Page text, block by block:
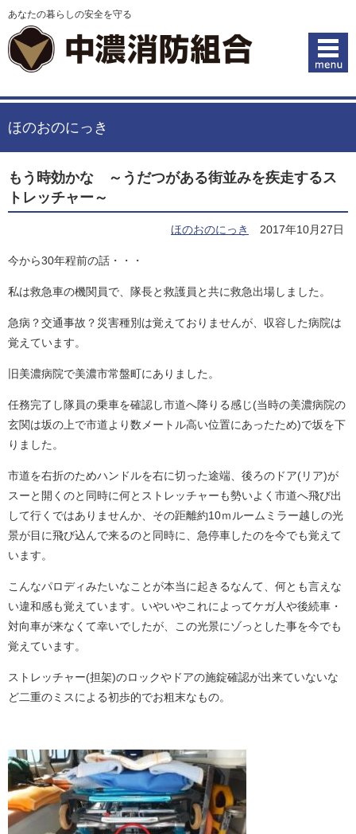
あなたの暮らしの安全を守る
ほのおのにっき
もう時効かな ～うだつがある街並みを疾走するス
トレッチャー～
ほのおのにっき 2017年10月27日
今から30年程前の話・・・
私は救急車の機関員で、隊長と救護員と共に救急出場しました。
急病？交通事故？災害種別は覚えておりませんが、収容した病院は
覚えています。
旧美濃病院で美濃市常盤町にありました。
任務完了し隊員の乗車を確認し市道へ降りる感じ(当時の美濃病院の
玄関は坂の上で市道より数メートル高い位置にあったため)で坂を下
りました。
市道を右折のためハンドルを右に切った途端、後ろのドア(リア)が
スーと開くのと同時に何とストレッチャーも勢いよく市道へ飛び出
して行くではありませんか、その距離約10ｍルームミラー越しの光
景が目に飛び込んで来るのと同時に、急停車したのを今でも覚えて
います。
こんなパロディみたいなことが本当に起きるなんて、何とも言えな
い違和感も覚えています。いやいやこれによってケガ人や後続車・
対向車が来なくて幸いでしたが、この光景にゾっとした事を今でも
覚えています。
ストレッチャー(担架)のロックやドアの施錠確認が出来ていないな
ど二重のミスによる初歩的でお粗末なもの。